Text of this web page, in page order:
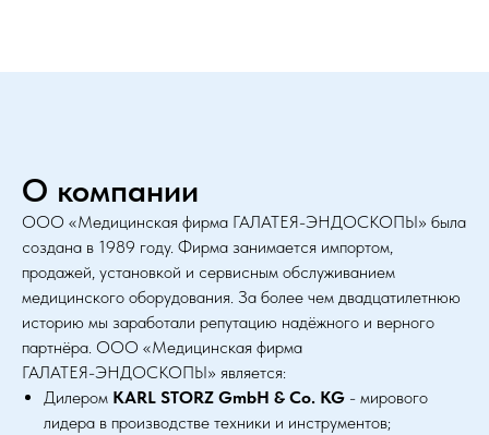
О компании
ООО «Медицинская фирма ГАЛАТЕЯ-ЭНДОСКОПЫ» была
создана в 1989 году. Фирма занимается импортом,
продажей, установкой и сервисным обслуживанием
медицинского оборудования. За более чем двадцатилетнюю
историю мы заработали репутацию надёжного и верного
партнёра. ООО «Медицинская фирма
ГАЛАТЕЯ-ЭНДОСКОПЫ» является:
Дилером KARL STORZ GmbH & Co. KG - мирового
лидера в производстве техники и инструментов;